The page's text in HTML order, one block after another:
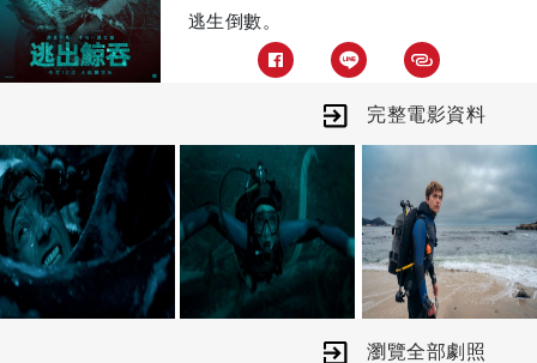
逃生倒數。
完整電影資料
瀏覽全部劇照